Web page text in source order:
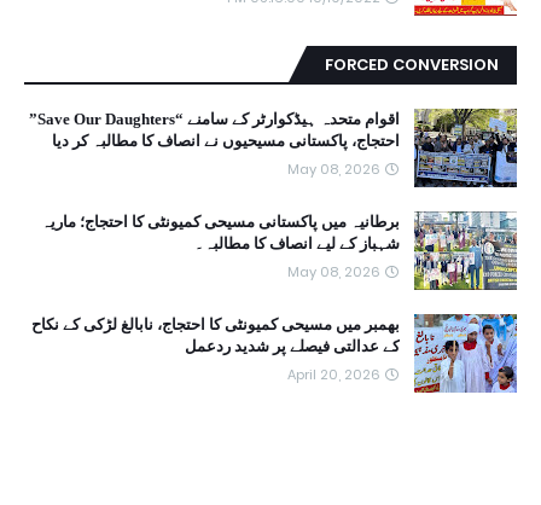
FORCED CONVERSION
اقوام متحدہ ہیڈکوارٹر کے سامنے “Save Our Daughters”
احتجاج، پاکستانی مسیحیوں نے انصاف کا مطالبہ کر دیا
May 08, 2026
برطانیہ میں پاکستانی مسیحی کمیونٹی کا احتجاج؛ ماریہ
شہباز کے لیے انصاف کا مطالبہ۔
May 08, 2026
بھمبر میں مسیحی کمیونٹی کا احتجاج، نابالغ لڑکی کے نکاح
کے عدالتی فیصلے پر شدید ردعمل
April 20, 2026